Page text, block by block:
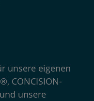
unsere eigenen
CONCISION-
unsere